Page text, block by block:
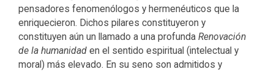
pensadores fenomenólogos y hermenéuticos que la
enriquecieron. Dichos pilares constituyeron y
constituyen aún un llamado a una profunda Renovación
de la humanidad en el sentido espiritual (intelectual y
moral) más elevado. En su seno son admitidos y